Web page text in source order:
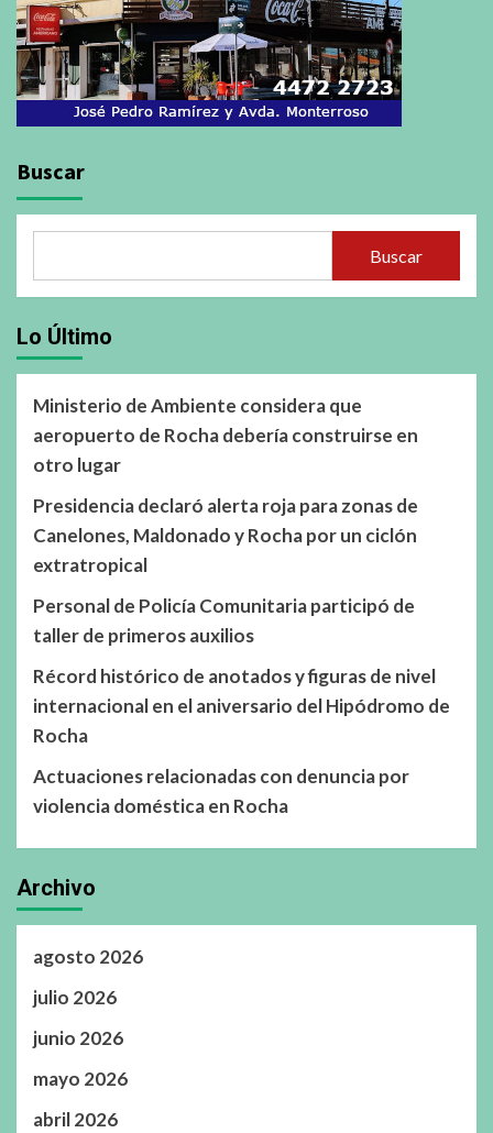
Buscar
Buscar
Lo Último
Ministerio de Ambiente considera que
aeropuerto de Rocha debería construirse en
otro lugar
Presidencia declaró alerta roja para zonas de
Canelones, Maldonado y Rocha por un ciclón
extratropical
Personal de Policía Comunitaria participó de
taller de primeros auxilios
Récord histórico de anotados y figuras de nivel
internacional en el aniversario del Hipódromo de
Rocha
Actuaciones relacionadas con denuncia por
violencia doméstica en Rocha
Archivo
agosto 2026
julio 2026
junio 2026
mayo 2026
abril 2026